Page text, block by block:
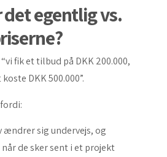
egentlig vs.
fik et tilbud på DKK 200.000,
DKK 500.000”.
ændrer sig undervejs, og
de sker sent i et projekt